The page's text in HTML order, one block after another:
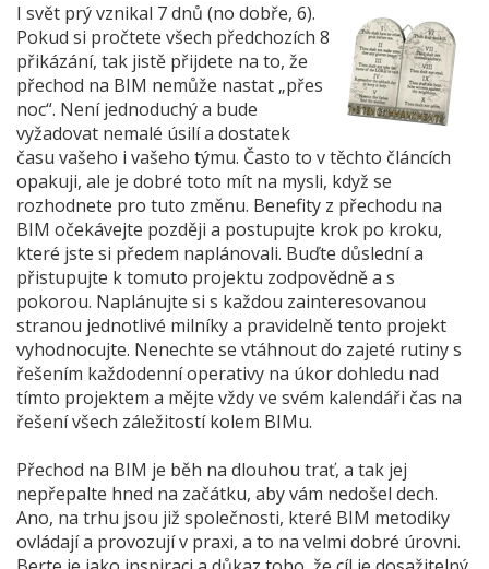
I svět prý vznikal 7 dnů (no dobře, 6).
Pokud si pročtete všech předchozích 8
přikázání, tak jistě přijdete na to, že
přechod na BIM nemůže nastat „přes
noc“. Není jednoduchý a bude
vyžadovat nemalé úsilí a dostatek
času vašeho i vašeho týmu. Často to v těchto článcích
opakuji, ale je dobré toto mít na mysli, když se
rozhodnete pro tuto změnu. Benefity z přechodu na
BIM očekávejte později a postupujte krok po kroku,
které jste si předem naplánovali. Buďte důslední a
přistupujte k tomuto projektu zodpovědně a s
pokorou. Naplánujte si s každou zainteresovanou
stranou jednotlivé milníky a pravidelně tento projekt
vyhodnocujte. Nenechte se vtáhnout do zajeté rutiny s
řešením každodenní operativy na úkor dohledu nad
tímto projektem a mějte vždy ve svém kalendáři čas na
řešení všech záležitostí kolem BIMu.
Přechod na BIM je běh na dlouhou trať, a tak jej
nepřepalte hned na začátku, aby vám nedošel dech.
Ano, na trhu jsou již společnosti, které BIM metodiky
ovládají a provozují v praxi, a to na velmi dobré úrovni.